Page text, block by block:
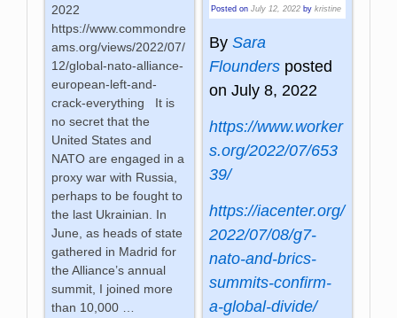
2022
https://www.commondre
ams.org/views/2022/07/
12/global-nato-alliance-
european-left-and-
crack-everything It is
no secret that the
United States and
NATO are engaged in a
proxy war with Russia,
perhaps to be fought to
the last Ukrainian. In
June, as heads of state
gathered in Madrid for
the Alliance’s annual
summit, I joined more
than 10,000
Posted on July 12, 2022 by kristine
By Sara
Floundersposted
on July 8, 2022
https://www.worker
s.org/2022/07/653
39/
https://iacenter.org/
2022/07/08/g7-
nato-and-brics-
summits-confirm-
a-global-divide/